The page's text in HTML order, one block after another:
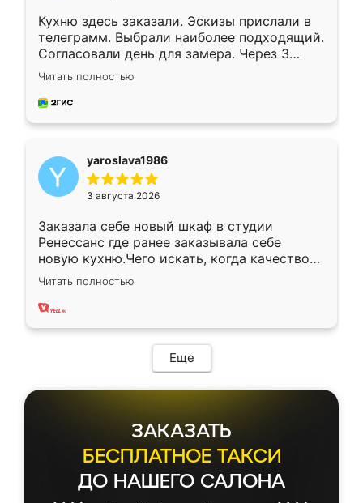
Кухню здесь заказали. Эскизы прислали в
телеграмм. Выбрали наиболее подходящий.
Согласовали день для замера. Через 3
недели кухня была уже готова. Остались
довольны работой. Спасибо Ренессанс
мебель за качественную работу!
Читать полностью
yaroslava1986
3 августа 2026
Заказала себе новый шкаф в студии
Ренессанс где ранее заказывала себе
новую кухню.Чего искать, когда качеством
вполне довольна. Служит кухня уже почти
два года, нареканий нет.
Читать полностью
Еще
ЗАКАЗАТЬ
БЕСПЛАТНОЕ ТАКСИ
ДО НАШЕГО САЛОНА